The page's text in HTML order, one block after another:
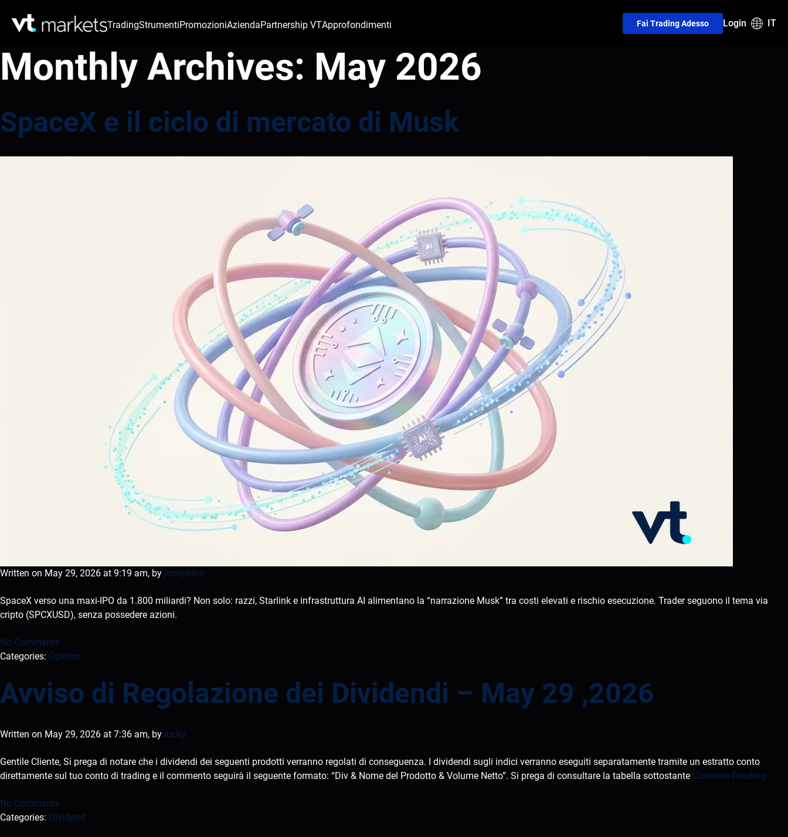
TradingStrumentiPromozioniAziendaPartnership VTApprofondimenti Fai Trading Adesso Login IT
Monthly Archives: May 2026
SpaceX e il ciclo di mercato di Musk
Written on May 29, 2026 at 9:19 am, by josephine
SpaceX verso una maxi-IPO da 1.800 miliardi? Non solo: razzi, Starlink e infrastruttura AI alimentano la “narrazione Musk” tra costi elevati e rischio esecuzione. Trader seguono il tema via
cripto (SPCXUSD), senza possedere azioni.
No Comments
Categories: Opinion
Avviso di Regolazione dei Dividendi – May 29 ,2026
Written on May 29, 2026 at 7:36 am, by lucky
Gentile Cliente, Si prega di notare che i dividendi dei seguenti prodotti verranno regolati di conseguenza. I dividendi sugli indici verranno eseguiti separatamente tramite un estratto conto
direttamente sul tuo conto di trading e il commento seguirà il seguente formato: “Div & Nome del Prodotto & Volume Netto”. Si prega di consultare la tabella sottostante Continue Reading
No Comments
Categories: Dividend